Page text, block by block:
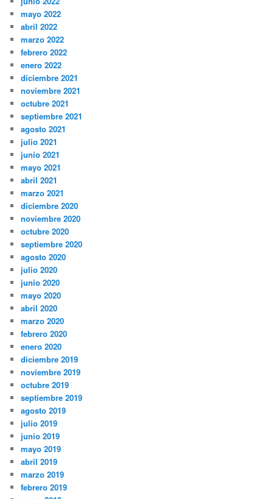
mayo 2022
abril 2022
marzo 2022
febrero 2022
enero 2022
diciembre 2021
noviembre 2021
octubre 2021
septiembre 2021
agosto 2021
julio 2021
junio 2021
mayo 2021
abril 2021
marzo 2021
diciembre 2020
noviembre 2020
octubre 2020
septiembre 2020
agosto 2020
julio 2020
junio 2020
mayo 2020
abril 2020
marzo 2020
febrero 2020
enero 2020
diciembre 2019
noviembre 2019
octubre 2019
septiembre 2019
agosto 2019
julio 2019
junio 2019
mayo 2019
abril 2019
marzo 2019
febrero 2019